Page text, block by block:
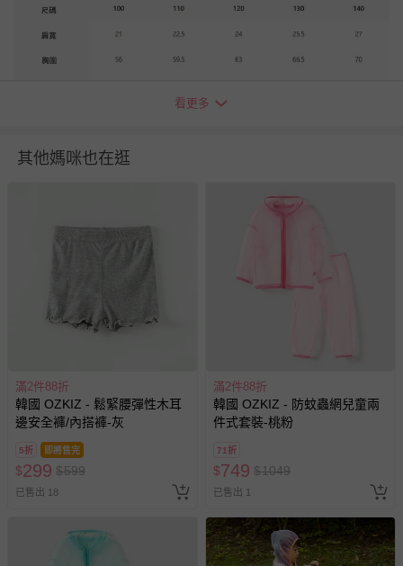
貼心小叮嚀
1. 尺寸表單位皆為公分(cm)，實際尺寸會因布料彈性、水洗、
特試穿資訊、既有衣物等，並依實際測量結果為準。
4. 建議以30℃冷水清洗，避免移染或掉色。
5. 若含牛仔布、有色布料容易互相染色，請分開或單獨洗滌，
以免相互移染。請使用中性洗劑。浸泡時間不宜過長。
由於紗、蕾絲、亮片材質本身較為細緻，建議翻面後以冷水
面放入洗衣網、再放洗衣機，以免刮損圖樣。（若衣物標籤上
有標示不可機洗或乾洗，請勿機洗、乾洗）
7. 請勿使用漂白劑、螢光增白劑及衣物柔軟劑，以免破壞布料
或導致掉色。
8. 洗滌後立刻晾乾，勿使用烘衣機。過分烘乾可能會破壞織物
纖維、導致衣物收縮。如有熨燙需求，請低溫熨燙。
平板等設備之螢幕亮度、解析度不同，可能會有些許色差，謝
謝媽咪爸比們的體諒。
看更多
其他媽咪也在逛
滿2件88折
韓國 OZKIZ - 鬆緊腰彈性木耳
邊安全褲/內搭褲-灰
5折 即將售完
$299 $599
已售出 18
滿2件88折
韓國 OZKIZ - 防蚊蟲網兒童兩
件式套裝-桃粉
71折
$749 $1049
已售出 1